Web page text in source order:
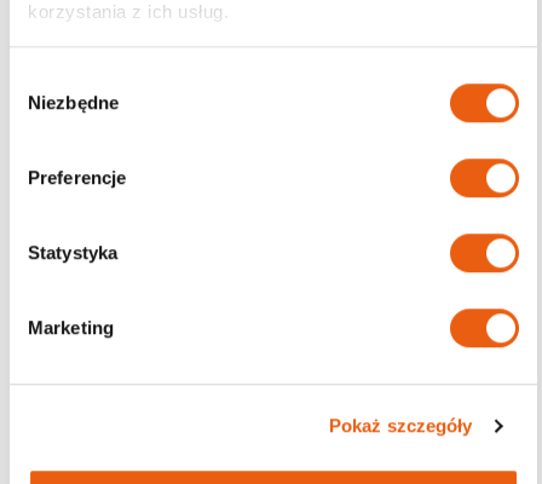
korzystania z ich usług.
Niezbędne
Preferencje
Statystyka
Marketing
Pokaż szczegóły